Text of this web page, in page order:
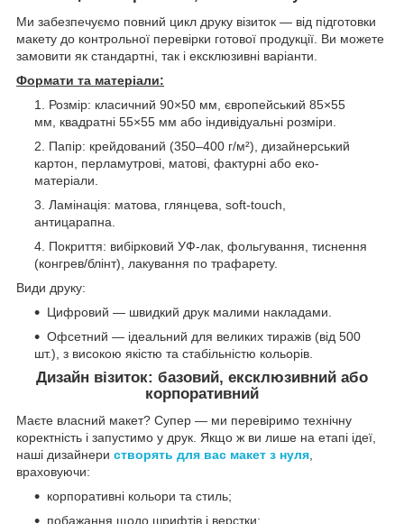
Ми забезпечуємо повний цикл друку візиток — від підготовки
макету до контрольної перевірки готової продукції. Ви можете
замовити як стандартні, так і ексклюзивні варіанти.
Формати та матеріали:
Розмір: класичний 90×50 мм, європейський 85×55
мм, квадратні 55×55 мм або індивідуальні розміри.
Папір: крейдований (350–400 г/м²), дизайнерський
картон, перламутрові, матові, фактурні або еко-
матеріали.
Ламінація: матова, глянцева, soft-touch,
антицарапна.
Покриття: вибірковий УФ-лак, фольгування, тиснення
(конгрев/блінт), лакування по трафарету.
Види друку:
Цифровий — швидкий друк малими накладами.
Офсетний — ідеальний для великих тиражів (від 500
шт.), з високою якістю та стабільністю кольорів.
Дизайн візиток: базовий, ексклюзивний або
корпоративний
Маєте власний макет? Супер — ми перевіримо технічну
коректність і запустимо у друк. Якщо ж ви лише на етапі ідеї,
наші дизайнери створять для вас макет з нуля,
враховуючи:
корпоративні кольори та стиль;
побажання щодо шрифтів і верстки;